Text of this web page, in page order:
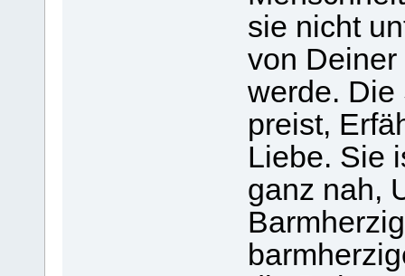
sie nicht
von
werde. Die
preist,
Liebe. Sie
ganz nah,